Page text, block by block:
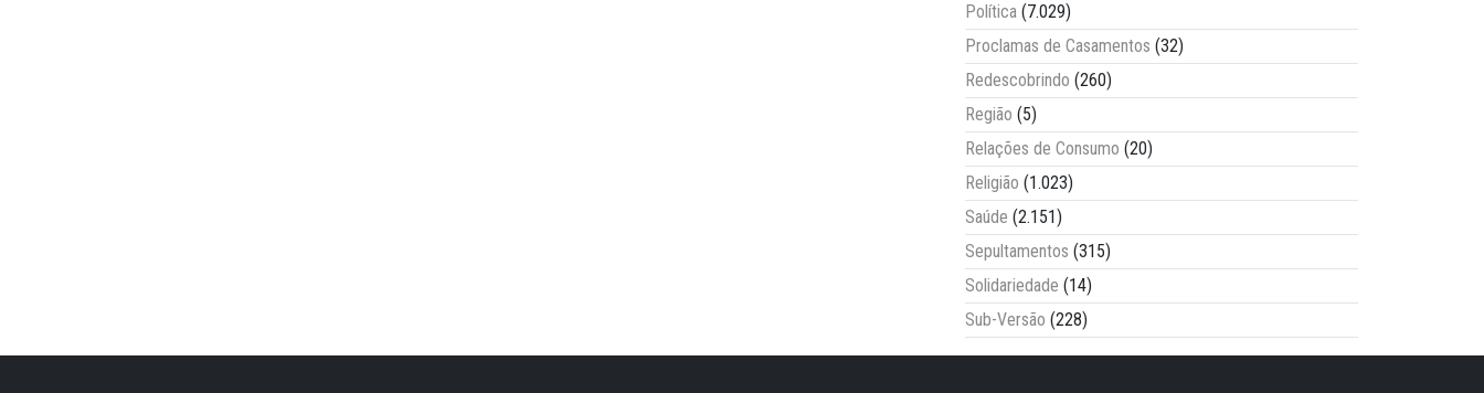
Política (7.029)
Proclamas de Casamentos (32)
Redescobrindo (260)
Região (5)
Relações de Consumo (20)
Religião (1.023)
Saúde (2.151)
Sepultamentos (315)
Solidariedade (14)
Sub-Versão (228)